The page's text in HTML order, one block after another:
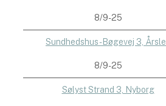
8/9-25
Sundhedshus - Bøgevej 3,
8/9-25
Sølyst Strand 3, Nyborg